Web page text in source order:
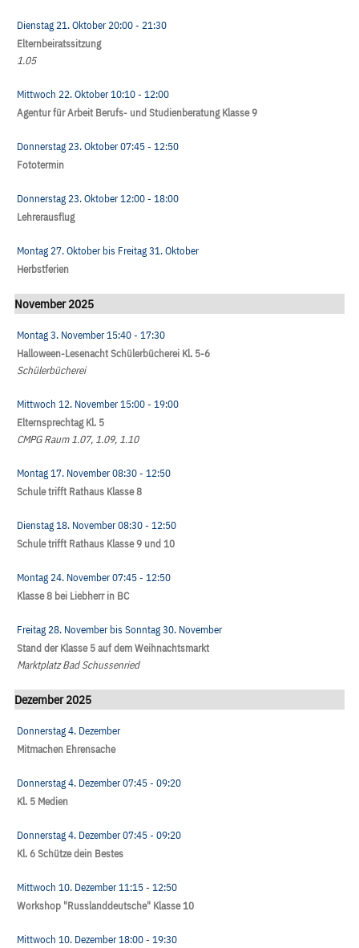
Dienstag 21. Oktober20:00- 21:30
Elternbeiratssitzung
1.05
Mittwoch 22. Oktober10:10- 12:00
Agentur für Arbeit Berufs- und Studienberatung Klasse 9
Donnerstag 23. Oktober07:45- 12:50
Fototermin
Donnerstag 23. Oktober12:00- 18:00
Lehrerausflug
Montag 27. Oktoberbis Freitag 31. Oktober
Herbstferien
November 2025
Montag 3. November15:40- 17:30
Halloween-Lesenacht Schülerbücherei Kl. 5-6
Schülerbücherei
Mittwoch 12. November15:00- 19:00
Elternsprechtag Kl. 5
CMPG Raum 1.07, 1.09, 1.10
Montag 17. November08:30- 12:50
Schule trifft Rathaus Klasse 8
Dienstag 18. November08:30- 12:50
Schule trifft Rathaus Klasse 9 und 10
Montag 24. November07:45- 12:50
Klasse 8 bei Liebherr in BC
Freitag 28. Novemberbis Sonntag 30. November
Stand der Klasse 5 auf dem Weihnachtsmarkt
Marktplatz Bad Schussenried
Dezember 2025
Donnerstag 4. Dezember
Mitmachen Ehrensache
Donnerstag 4. Dezember07:45- 09:20
Kl. 5 Medien
Donnerstag 4. Dezember07:45- 09:20
Kl. 6 Schütze dein Bestes
Mittwoch 10. Dezember11:15- 12:50
Workshop "Russlanddeutsche" Klasse 10
Mittwoch 10. Dezember18:00- 19:30